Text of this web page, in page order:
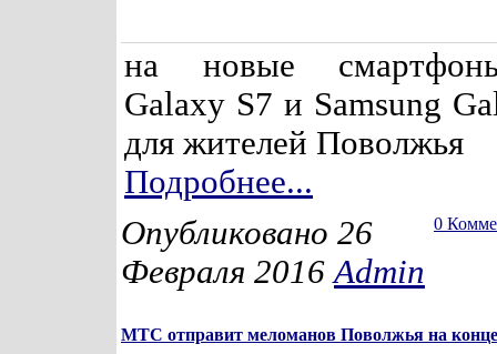
на новые
Galaxy S7 и Samsung
для жителей Поволжья
Подробнее...
0
Опубликовано 26
Февраля 2016Admin
МТС отправит меломанов Поволжья на